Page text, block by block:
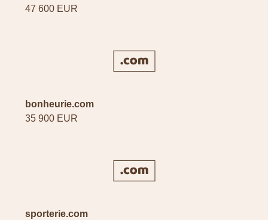
47 600 EUR
bonheurie.com
35 900 EUR
sporterie.com